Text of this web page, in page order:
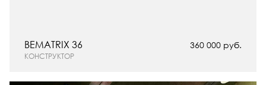
360 000 руб.
КОНСТРУКТОР
BEMATRIX 36